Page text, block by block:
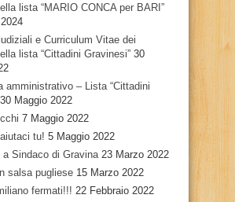
lista “MARIO CONCA per BARI”
e Curriculum Vitae dei
lista “Cittadini Gravinesi” 30
amministrativo – Lista “Cittadini
30 Maggio 2022
7 Maggio 2022
tu! 5 Maggio 2022
a Sindaco di Gravina 23 Marzo 2022
salsa pugliese 15 Marzo 2022
fermati!!! 22 Febbraio 2022